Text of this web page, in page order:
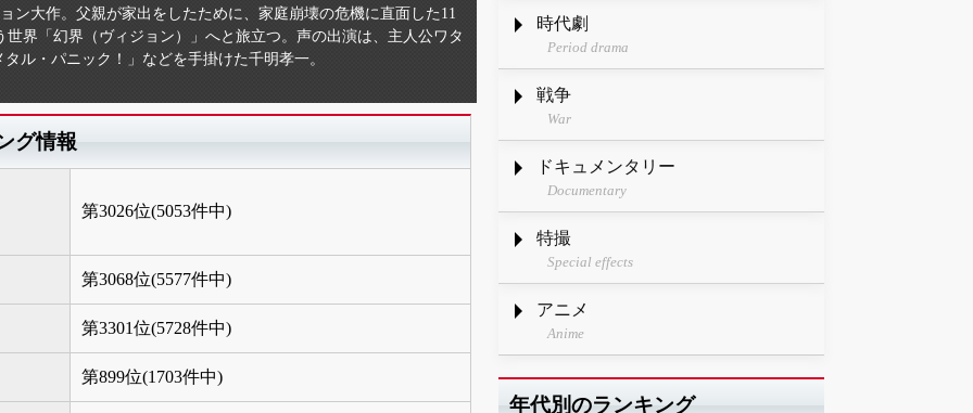
ン大作。父親が家出をしたために、家庭崩壊の危機に直面した11
界「幻界（ヴィジョン）」へと旅立つ。声の出演は、主人公ワタ
ル・パニック！」などを手掛けた千明孝一。
グ情報
第3026位(5053件中)
第3068位(5577件中)
第3301位(5728件中)
第899位(1703件中)
時代劇
Period drama
戦争
War
ドキュメンタリー
Documentary
特撮
Special effects
アニメ
Anime
年代別のランキング